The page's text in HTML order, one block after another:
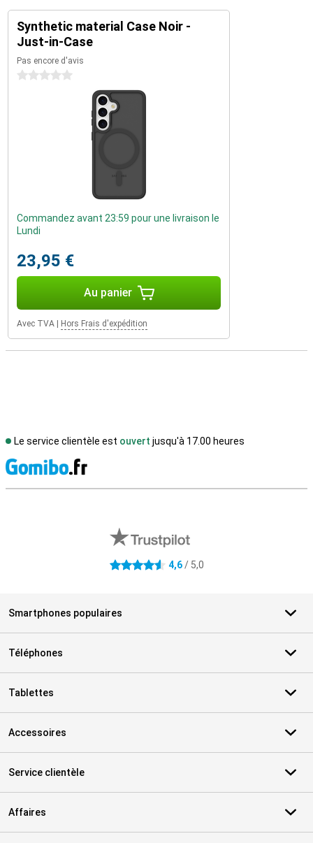
Synthetic material Case Noir -
Just-in-Case
Pas encore d'avis
0 étoiles
Commandez avant 23:59 pour une livraison le
Lundi
23,95 €
Au panier
Avec TVA Hors Frais d'expédition
Le service clientèle est ouvert jusqu'à 17.00 heures
4.6 étoiles 4,6/ 5,0
Smartphones populaires
Téléphones
Tablettes
Accessoires
Service clientèle
Affaires